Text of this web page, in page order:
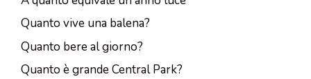
Quanto vive una balena?
Quanto bere al giorno?
Quanto è grande Central Park?